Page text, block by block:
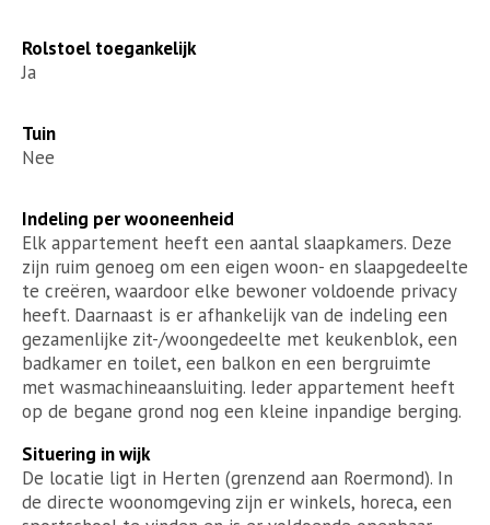
Rolstoel toegankelijk
Ja
Tuin
Nee
Indeling per wooneenheid
Elk appartement heeft een aantal slaapkamers. Deze
zijn ruim genoeg om een eigen woon- en slaapgedeelte
te creëren, waardoor elke bewoner voldoende privacy
heeft. Daarnaast is er afhankelijk van de indeling een
gezamenlijke zit-/woongedeelte met keukenblok, een
badkamer en toilet, een balkon en een bergruimte
met wasmachineaansluiting. Ieder appartement heeft
op de begane grond nog een kleine inpandige berging.
Situering in wijk
De locatie ligt in Herten (grenzend aan Roermond). In
de directe woonomgeving zijn er winkels, horeca, een